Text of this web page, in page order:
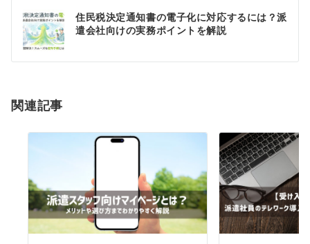
投
稿
ナ
ゲ
住民税決定通知書の電子化に対応するには？派
遣会社向けの実務ポイントを解説
関連記事